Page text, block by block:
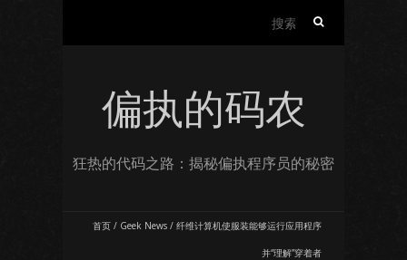
偏执的码农
狂热的代码之路：揭秘偏执程序员的秘密
首页 / Geek News / 纤维计算机使服装能够运行应用程序
并“理解”穿着者